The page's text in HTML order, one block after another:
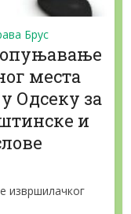
Брус
места
Одсеку за
и
извршилачког